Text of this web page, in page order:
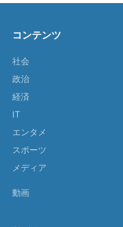
コンテンツ
社会
政治
経済
IT
エンタメ
スポーツ
メディア
動画